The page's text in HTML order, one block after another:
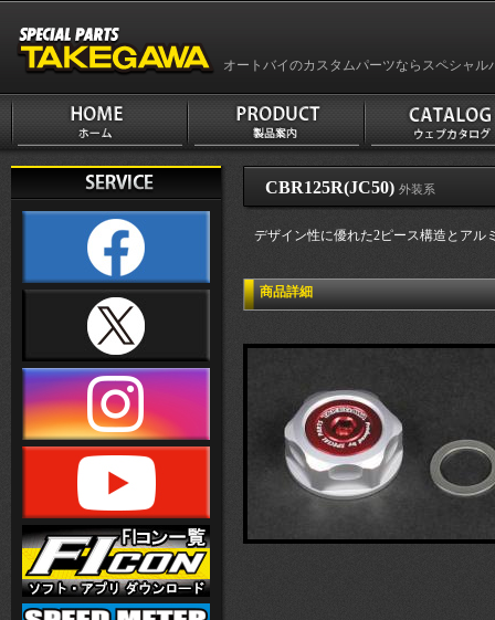
オートバイのカスタムパーツならスペシャル
CBR125R(JC50) 外装系
デザイン性に優れた2ピース構造とアル
商品詳細